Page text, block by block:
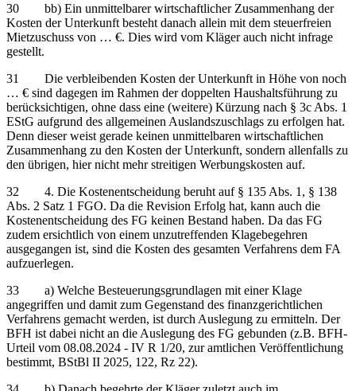
30 bb) Ein unmittelbarer wirtschaftlicher Zusammenhang der
Kosten der Unterkunft besteht danach allein mit dem steuerfreien
Mietzuschuss von … €. Dies wird vom Kläger auch nicht infrage
gestellt.
31 Die verbleibenden Kosten der Unterkunft in Höhe von noch
… € sind dagegen im Rahmen der doppelten Haushaltsführung zu
berücksichtigen, ohne dass eine (weitere) Kürzung nach § 3c Abs. 1
EStG aufgrund des allgemeinen Auslandszuschlags zu erfolgen hat.
Denn dieser weist gerade keinen unmittelbaren wirtschaftlichen
Zusammenhang zu den Kosten der Unterkunft, sondern allenfalls zu
den übrigen, hier nicht mehr streitigen Werbungskosten auf.
32 4. Die Kostenentscheidung beruht auf § 135 Abs. 1, § 138
Abs. 2 Satz 1 FGO. Da die Revision Erfolg hat, kann auch die
Kostenentscheidung des FG keinen Bestand haben. Da das FG
zudem ersichtlich von einem unzutreffenden Klagebegehren
ausgegangen ist, sind die Kosten des gesamten Verfahrens dem FA
aufzuerlegen.
33 a) Welche Besteuerungsgrundlagen mit einer Klage
angegriffen und damit zum Gegenstand des finanzgerichtlichen
Verfahrens gemacht werden, ist durch Auslegung zu ermitteln. Der
BFH ist dabei nicht an die Auslegung des FG gebunden (z.B. BFH-
Urteil vom 08.08.2024 - IV R 1/20, zur amtlichen Veröffentlichung
bestimmt, BStBl II 2025, 122, Rz 22).